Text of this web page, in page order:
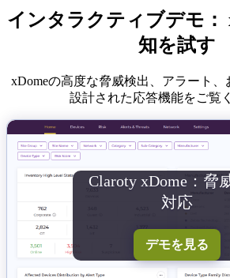
インタラクティブデモ：
知を試す
xDomeの高度な脅威検出、アラート、
設計された応答機能をご覧
Claroty xDome：脅
対応
デモを見る